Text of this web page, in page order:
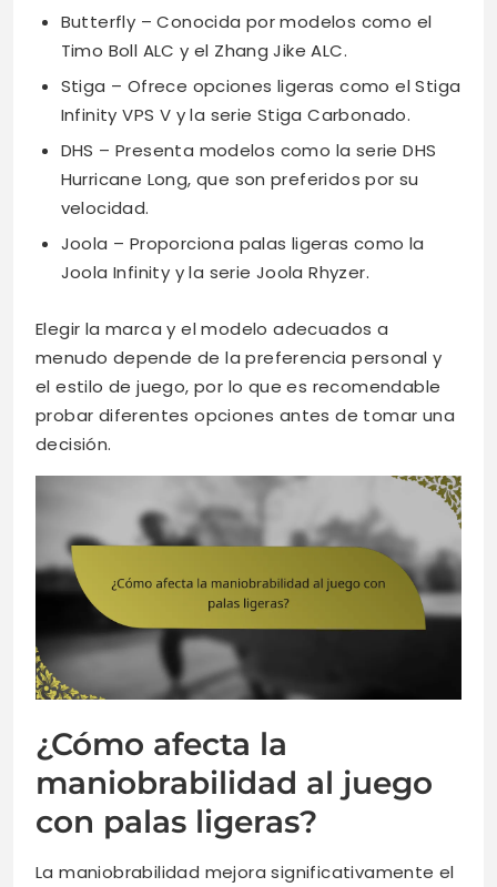
Butterfly – Conocida por modelos como el
Timo Boll ALC y el Zhang Jike ALC.
Stiga – Ofrece opciones ligeras como el Stiga
Infinity VPS V y la serie Stiga Carbonado.
DHS – Presenta modelos como la serie DHS
Hurricane Long, que son preferidos por su
velocidad.
Joola – Proporciona palas ligeras como la
Joola Infinity y la serie Joola Rhyzer.
Elegir la marca y el modelo adecuados a
menudo depende de la preferencia personal y
el estilo de juego, por lo que es recomendable
probar diferentes opciones antes de tomar una
decisión.
¿Cómo afecta la
maniobrabilidad al juego
con palas ligeras?
La maniobrabilidad mejora significativamente el